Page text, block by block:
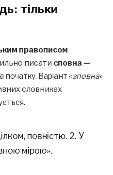
тільки
правописом
писати сповна —
початку. Варіант «зповна»
словниках
повністю. 2. У
мірою».